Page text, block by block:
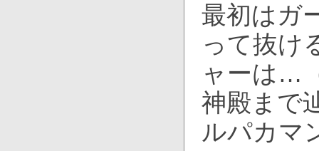
最初はガ
って抜け
ャーは…
神殿まで
ルパカマ